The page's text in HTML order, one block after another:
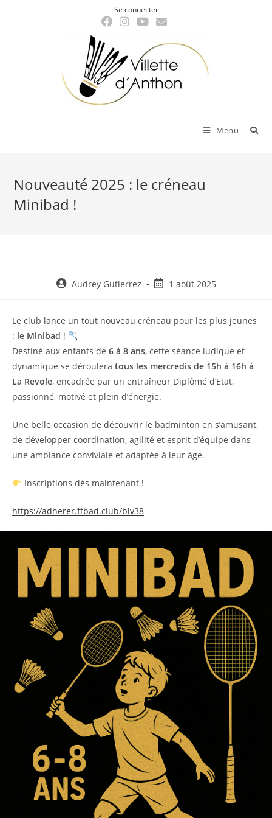
Se connecter
Menu
Nouveauté 2025 : le créneau
Minibad !
Auteur/autrice
publication :
Audrey Gutierrez
Post1 août 2025
Le club lance un tout nouveau créneau pour les plus jeunes
: le Minibad !
Destiné aux enfants de 6 à 8 ans, cette séance ludique et
dynamique se déroulera tous les mercredis de 15h à 16h à
La Revole, encadrée par un entraîneur Diplômé d’Etat,
passionné, motivé et plein d’énergie.
Une belle occasion de découvrir le badminton en s’amusant,
de développer coordination, agilité et esprit d’équipe dans
une ambiance conviviale et adaptée à leur âge.
Inscriptions dès maintenant !
https://adherer.ffbad.club/blv38